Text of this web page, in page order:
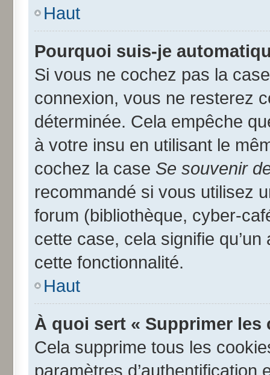
Haut
Pourquoi suis-je
Si vous ne cochez pas la
connexion, vous ne resterez
déterminée. Cela empêche
à votre insu en utilisant le
cochez la case Se souvenir
recommandé si vous utilisez
forum (bibliothèque, cyber-
cette case, cela signifie
cette fonctionnalité.
Haut
À quoi sert « Supprimer
Cela supprime tous les
paramètres